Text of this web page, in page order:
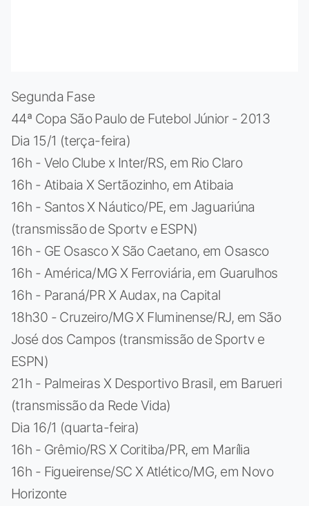
Segunda Fase
44ª Copa São Paulo de Futebol Júnior - 2013
Dia 15/1 (terça-feira)
16h - Velo Clube x Inter/RS, em Rio Claro
16h - Atibaia X Sertãozinho, em Atibaia
16h - Santos X Náutico/PE, em Jaguariúna
(transmissão de Sportv e ESPN)
16h - GE Osasco X São Caetano, em Osasco
16h - América/MG X Ferroviária, em Guarulhos
16h - Paraná/PR X Audax, na Capital
18h30 - Cruzeiro/MG X Fluminense/RJ, em São
José dos Campos (transmissão de Sportv e
ESPN)
21h - Palmeiras X Desportivo Brasil, em Barueri
(transmissão da Rede Vida)
Dia 16/1 (quarta-feira)
16h - Grêmio/RS X Coritiba/PR, em Marília
16h - Figueirense/SC X Atlético/MG, em Novo
Horizonte